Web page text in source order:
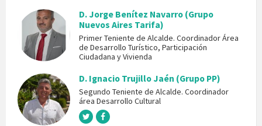
D. Jorge Benítez Navarro (Grupo
Nuevos Aires Tarifa)
Primer Teniente de Alcalde. Coordinador Área
de Desarrollo Turístico, Participación
Ciudadana y Vivienda
D. Ignacio Trujillo Jaén (Grupo PP)
Segundo Teniente de Alcalde. Coordinador
área Desarrollo Cultural